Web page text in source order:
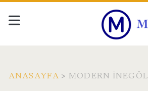
ANASAYFA > MODERN